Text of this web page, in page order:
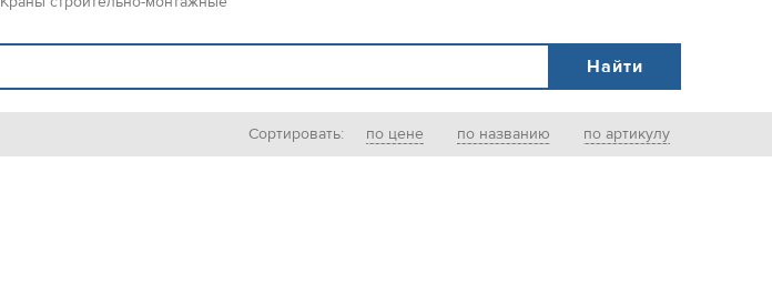
Сортировать: по цене по названию по артикулу